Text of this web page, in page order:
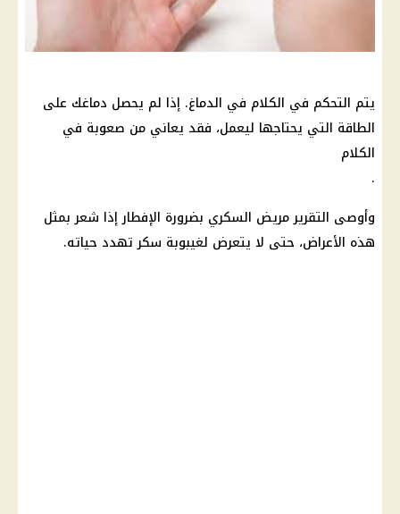
يتم التحكم في الكلام في الدماغ. إذا لم يحصل دماغك على
الطاقة التي يحتاجها ليعمل، فقد يعاني من صعوبة في
الكلام
.
وأوصى التقرير مريض السكري بضرورة الإفطار إذا شعر بمثل
هذه الأعراض، حتى لا يتعرض لغيبوبة سكر تهدد حياته.